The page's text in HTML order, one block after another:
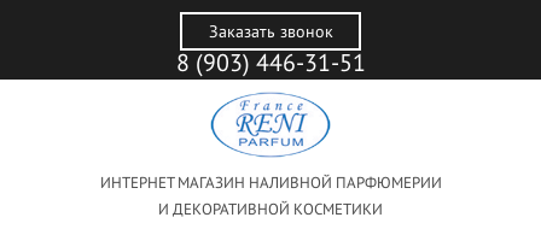
Заказать звонок
8 (903) 446-31-51
ИНТЕРНЕТ МАГАЗИН НАЛИВНОЙ ПАРФЮМЕРИИ
И ДЕКОРАТИВНОЙ КОСМЕТИКИ